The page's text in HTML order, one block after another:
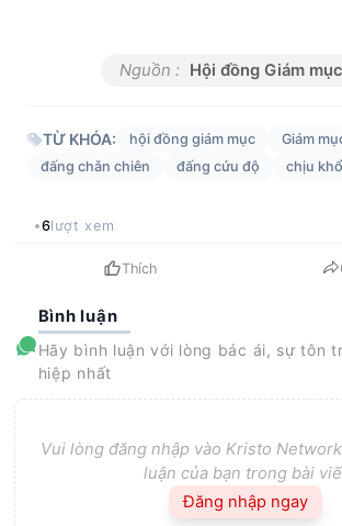
Nguồn : Hội đồng Giám
TỪ KHÓA: hội đồng giám mục
Giám
đấng chǎn chiên
đấng cứu độ chịu
6lượt xem
Thích
Bình luận
Hãy bình luận với lòng bác ái, sự tôn
hiệp nhất
Vui lòng đăng nhập vào Kristo
luận của bạn trong bài
Đăng nhập ngay